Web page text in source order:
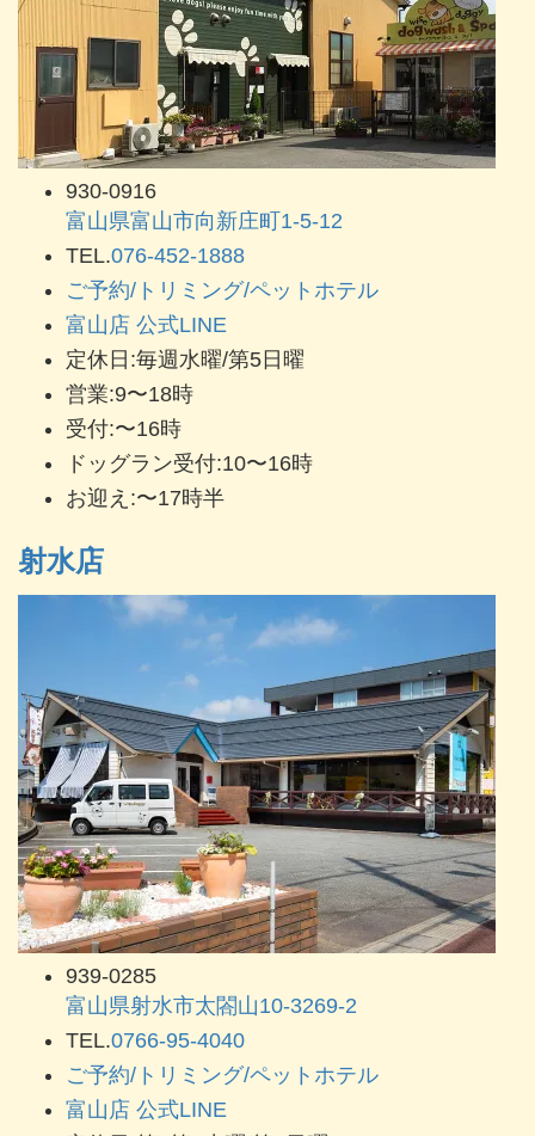
930-0916
富山県富山市向新庄町1-5-12
TEL.076-452-1888
ご予約/トリミング/ペットホテル
富山店 公式LINE
定休日:毎週水曜/第5日曜
営業:9〜18時
受付:〜16時
ドッグラン受付:10〜16時
お迎え:〜17時半
射水店
939-0285
富山県射水市太閤山10-3269-2
TEL.0766-95-4040
ご予約/トリミング/ペットホテル
富山店 公式LINE